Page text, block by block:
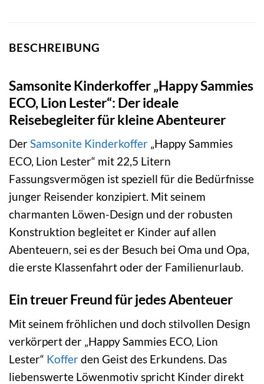
BESCHREIBUNG
Samsonite Kinderkoffer „Happy Sammies
ECO, Lion Lester“: Der ideale
Reisebegleiter für kleine Abenteurer
DerSamsonite Kinderkoffer „Happy Sammies
ECO, Lion Lester“ mit 22,5 Litern
Fassungsvermögen ist speziell für die Bedürfnisse
junger Reisender konzipiert. Mit seinem
charmanten Löwen-Design und der robusten
Konstruktion begleitet er Kinder auf allen
Abenteuern, sei es der Besuch bei Oma und Opa,
die erste Klassenfahrt oder der Familienurlaub.
Ein treuer Freund für jedes Abenteuer
Mit seinem fröhlichen und doch stilvollen Design
verkörpert der „Happy Sammies ECO, Lion
Lester“ Kofferden Geist des Erkundens. Das
liebenswerte Löwenmotiv spricht Kinder direkt